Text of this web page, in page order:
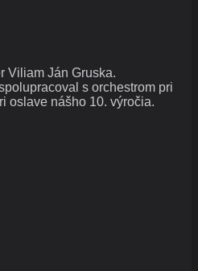
Viliam Ján Gruska.
s orchestrom pri
oslave nášho 10. výročia.